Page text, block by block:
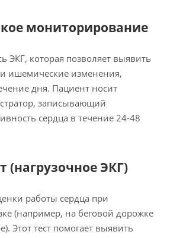
мониторирование
ЭКГ, которая позволяет выявить
ишемические изменения,
дня. Пациент носит
записывающий
сердца в течение 24-48
(нагрузочное ЭКГ)
работы сердца при
(например, на беговой дорожке
Этот тест помогает выявить